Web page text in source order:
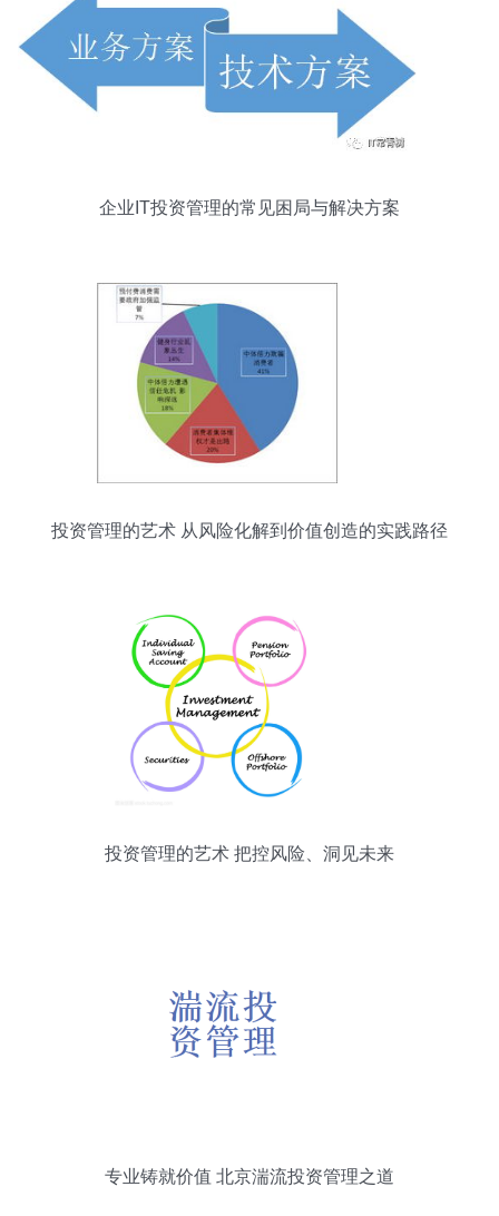
企业IT投资管理的常见困局与解决方案
投资管理的艺术 从风险化解到价值创造的实践路径
投资管理的艺术 把控风险、洞见未来
专业铸就价值 北京湍流投资管理之道